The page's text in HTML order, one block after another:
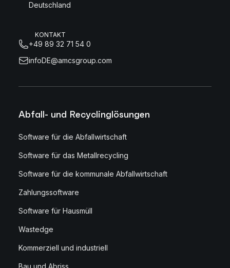
Deutschland
KONTAKT
+49 89 32 71 54 0
infoDE@amcsgroup.com
Abfall- und Recyclinglösungen
Software für die Abfallwirtschaft
Software für das Metallrecycling
Software für die kommunale Abfallwirtschaft
Zahlungssoftware
Software für Hausmüll
Wastedge
Kommerziell und industriell
Bau und Abriss